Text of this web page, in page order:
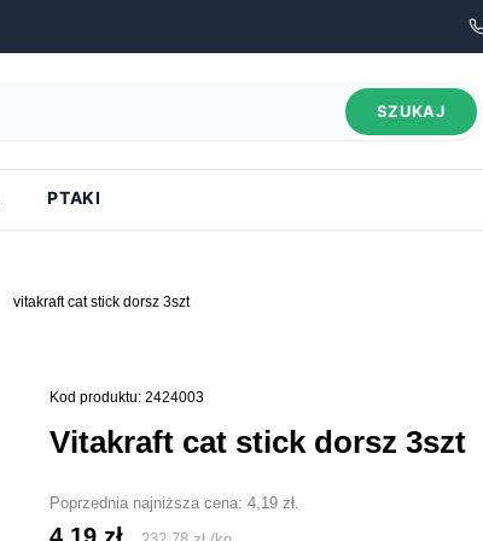
SZUKAJ
PTAKI
vitakraft cat stick dorsz 3szt
Kod produktu: 2424003
vitakraft cat stick dorsz 3szt
Poprzednia najniższa cena: 4,19 zł.